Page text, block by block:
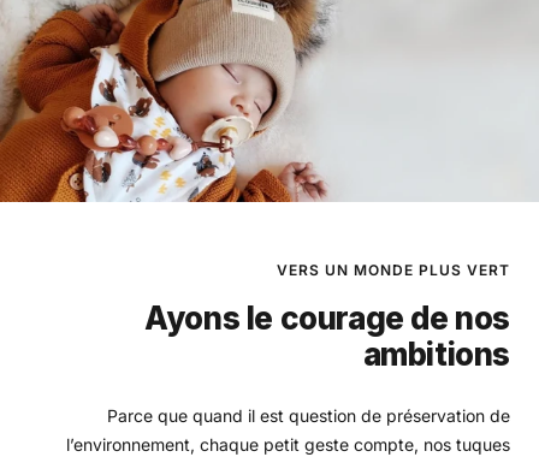
cou
Mistral
hibiscus
VERS UN MONDE PLUS VERT
Ayons le courage de nos
ambitions
Parce que quand il est question de préservation de
l’environnement, chaque petit geste compte, nos tuques